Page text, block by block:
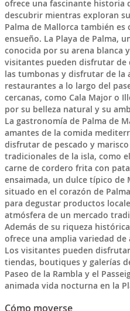
ofrece una fascinante historia
descubrir mientras exploran
Palma de Mallorca también es
ensueño. La Playa de Palma,
conocida por su arena blanca
visitantes pueden disfrutar de
las tumbonas y disfrutar de la
restaurantes a lo largo del
cercanas, como Cala Major o
por su belleza natural y su
La gastronomía de Palma de
amantes de la comida
disfrutar de pescado y
tradicionales de la isla, como
carne de cordero frita con
ensaimada, un dulce típico de
situado en el corazón de
para degustar productos
atmósfera de un mercado
Además de su riqueza
ofrece una amplia variedad
Los visitantes pueden
tiendas, boutiques y galerías
Paseo de la Rambla y el
animada vida nocturna en la
Cómo moverse